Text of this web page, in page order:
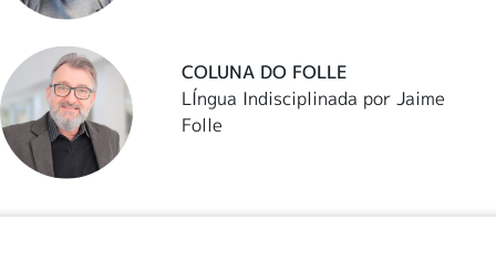
COLUNA DO FOLLE
LÍngua Indisciplinada por Jaime
Folle